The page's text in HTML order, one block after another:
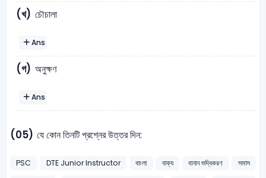
(খ) চৌচালা
Ans
(গ) অনুক্ষণ
Ans
(05) যে কোন তিনটি প্রশ্নের উত্তর দিন:
PSC DTE Junior Instructor বাংলা বাক্য বানান শুদ্ধিকরণ
সমাস